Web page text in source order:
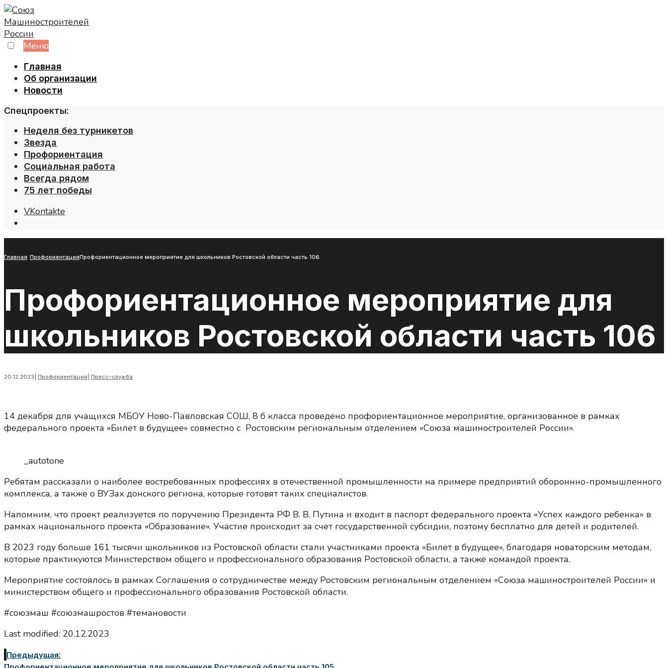
Skip
to
content
Меню
Главная
Об организации
Новости
Спецпроекты:
Неделя без турникетов
Звезда
Профориентация
Социальная работа
Всегда рядом
75 лет победы
VKontakte
Главная ПрофориентацияПрофориентационное мероприятие для школьников Ростовской области часть 106
Профориентационное мероприятие для
школьников Ростовской области часть 106
20.12.2023 Профориентация Пресс-служба
14 декабря для учащихся МБОУ Ново-Павловская СОШ, 8 б класса проведено профориентационное мероприятие, организованное в рамках
федерального проекта «Билет в будущее» совместно с Ростовским региональным отделением «Союза машиностроителей России».
_autotone
Ребятам рассказали о наиболее востребованных профессиях в отечественной промышленности на примере предприятий обороннно-промышленного
комплекса, а также о ВУЗах донского региона, которые готовят таких специалистов.
Напомним, что проект реализуется по поручению Президента РФ В. В. Путина и входит в паспорт федерального проекта «Успех каждого ребенка» в
рамках национального проекта «Образование». Участие происходит за счет государственной субсидии, поэтому бесплатно для детей и родителей.
В 2023 году больше 161 тысячи школьников из Ростовской области стали участниками проекта «Билет в будущее», благодаря новаторским методам,
которые практикуются Министерством общего и профессионального образования Ростовской области, а также командой проекта.
Мероприятие состоялось в рамках Соглашения о сотрудничестве между Ростовским региональным отделением «Союза машиностроителей России» и
министерством общего и профессионального образования Ростовской области.
#союзмаш #союзмашростов #темановости
Last modified: 20.12.2023
Предыдущая: